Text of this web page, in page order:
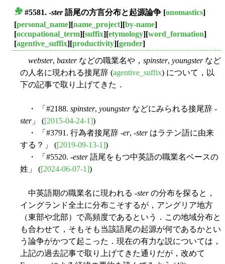
#5581. -ster語尾の方言分布と起源論争 [onomastics]
[personal_name][name_project][by-name]
[occupational_term][suffix][etymology][word_formation]
[agentive_suffix][productivity][gender]
webster, baxterなどの職業名や， spinster, youngsterなど
の人名に現われる接尾辞 (agentive_suffix) について，以
下の記事で取り上げてきた．
・ 「#2188. spinster, youngsterなどにみられる接尾辞 -
ster」 ([2015-04-24-1])
・ 「#3791. 行為者接尾辞 -er, -sterはラテン語に由来
する？」 ([2019-09-13-1])
・ 「#5520. -ester語尾をもつ中英語の職業名ベースの
姓」 ([2024-06-07-1])
中英語期の職業名に現われる -sterの分布を探ると，
イングランド全土に分布こそするが，アングリア地方
（東部や北部）で高頻度であるという．この地域分布と
も合わせて，そもそも当該語尾の起源が何であるかとい
う論争がかつて起こった．現在の有力な説については，
上記の過去記事で取り上げてきた通りだが，改めて